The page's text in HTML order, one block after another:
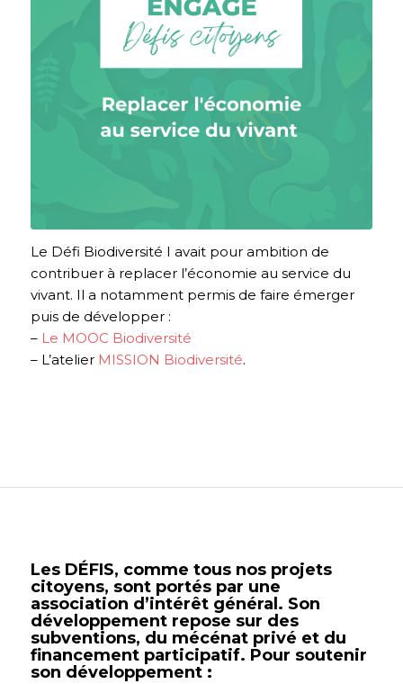
Le Défi Biodiversité I avait pour ambition de
contribuer à replacer l’économie au service du
vivant. Il a notamment permis de faire émerger
puis de développer :
– Le MOOC Biodiversité
– L’atelier MISSION Biodiversité.
Les DÉFIS, comme tous nos projets
citoyens, sont portés par une
association d’intérêt général. Son
développement repose sur des
subventions, du mécénat privé et du
financement participatif. Pour soutenir
son développement :